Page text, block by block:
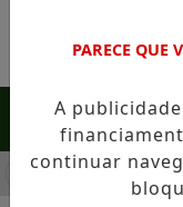
SERRA NEGRA:
PARECE QUE
A
continuar